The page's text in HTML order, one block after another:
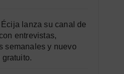
lanza su canal de
entrevistas,
semanales y nuevo
gratuito.